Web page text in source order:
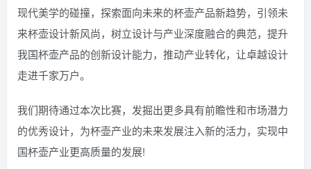
现代美学的碰撞，探索面向未来的杯壶产品新趋势，引领未
来杯壶设计新风尚，树立设计与产业深度融合的典范，提升
我国杯壶产品的创新设计能力，推动产业转化，让卓越设计
走进千家万户。
我们期待通过本次比赛，发掘出更多具有前瞻性和市场潜力
的优秀设计，为杯壶产业的未来发展注入新的活力，实现中
国杯壶产业更高质量的发展!